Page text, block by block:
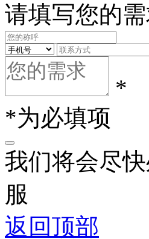
请填写您的
*
*为必填项
我们将会尽
服
返回顶部